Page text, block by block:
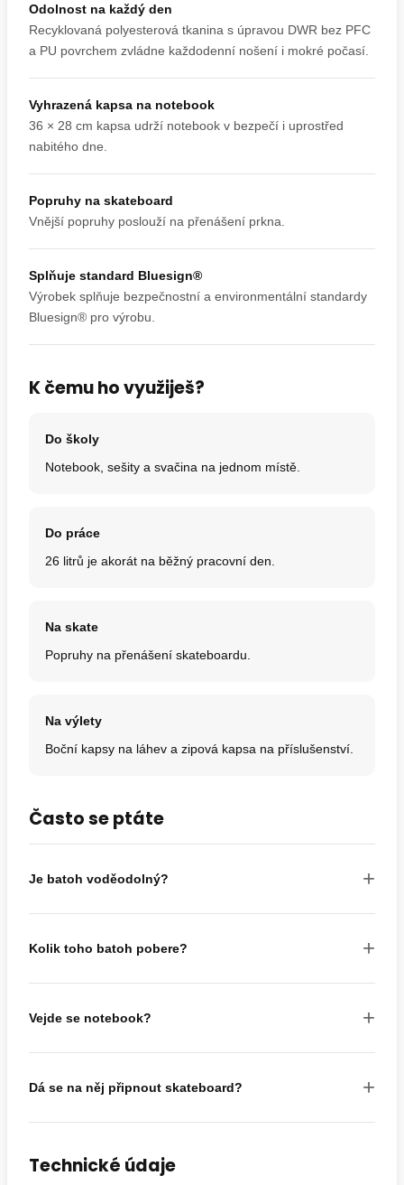
Odolnost na každý den
Recyklovaná polyesterová tkanina s úpravou DWR bez PFC
a PU povrchem zvládne každodenní nošení i mokré počasí.
Vyhrazená kapsa na notebook
36 × 28 cm kapsa udrží notebook v bezpečí i uprostřed
nabitého dne.
Popruhy na skateboard
Vnější popruhy poslouží na přenášení prkna.
Splňuje standard Bluesign®
Výrobek splňuje bezpečnostní a environmentální standardy
Bluesign® pro výrobu.
K čemu ho využiješ?
Do školy
Notebook, sešity a svačina na jednom místě.
Do práce
26 litrů je akorát na běžný pracovní den.
Na skate
Popruhy na přenášení skateboardu.
Na výlety
Boční kapsy na láhev a zipová kapsa na příslušenství.
Často se ptáte
Je batoh voděodolný? +
Kolik toho batoh pobere? +
Vejde se notebook? +
Dá se na něj připnout skateboard? +
Technické údaje